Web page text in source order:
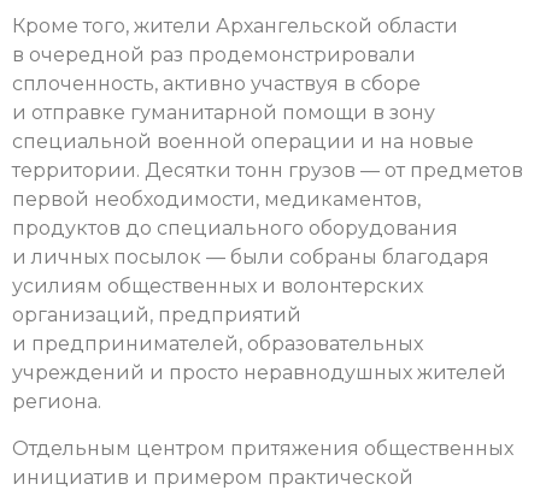
Кроме того, жители Архангельской области
в очередной раз продемонстрировали
сплоченность, активно участвуя в сборе
и отправке гуманитарной помощи в зону
специальной военной операции и на новые
территории. Десятки тонн грузов — от предметов
первой необходимости, медикаментов,
продуктов до специального оборудования
и личных посылок — были собраны благодаря
усилиям общественных и волонтерских
организаций, предприятий
и предпринимателей, образовательных
учреждений и просто неравнодушных жителей
региона.
Отдельным центром притяжения общественных
инициатив и примером практической